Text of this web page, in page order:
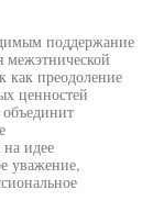
поддержание
межэтнической
как преодоление
ценностей
объединит
идее
уважение,